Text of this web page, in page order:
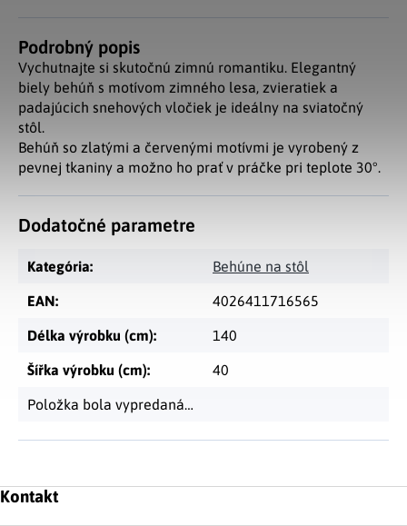
Podrobný popis
Vychutnajte si skutočnú zimnú romantiku. Elegantný
biely behúň s motívom zimného lesa, zvieratiek a
padajúcich snehových vločiek je ideálny na sviatočný
stôl.
Behúň so zlatými a červenými motívmi je vyrobený z
pevnej tkaniny a možno ho prať v práčke pri teplote 30°.
Dodatočné parametre
Kategória: Behúne na stôl
EAN: 4026411716565
Délka výrobku (cm): 140
Šířka výrobku (cm): 40
Položka bola vypredaná…
Zápätie
Kontakt